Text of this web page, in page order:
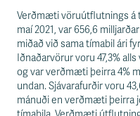
Verðmæti vöruútflutnings á
maí 2021, var 656,6
miðað við sama tímabil ári
Iðnaðarvörur voru 47,3%
og var verðmæti þeirra 4%
undan. Sjávarafurðir voru
mánuði en verðmæti þeirra